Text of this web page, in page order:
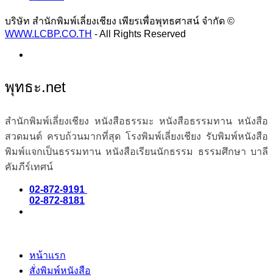
บริษัท สำนักพิมพ์เลี่ยงเชียง เพียรเพื่อพุทธศาสน์ จำกัด ©
WWW.LCBP.CO.TH - All Rights Reserved
พุทธะ.net
สำนักพิมพ์เลี่ยงเชียง หนังสือธรรมะ หนังสือธรรมทาน หนังสือ
สวดมนต์ ครบถ้วนมากที่สุด โรงพิมพ์เลี่ยงเชียง รับพิมพ์หนังสือ
พิมพ์แจกเป็นธรรมทาน หนังสือเรียนนักธรรม ธรรมศึกษา บาลี
คัมภีร์เทศน์
02-872-9191
02-872-8181
หน้าแรก
สั่งพิมพ์หนังสือ